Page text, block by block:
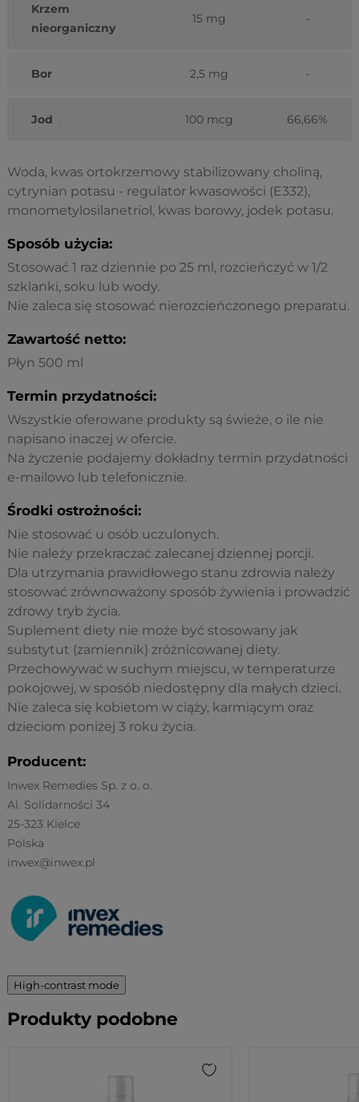
Krzem
nieorganiczny
15 mg -
Bor 2,5 mg -
Jod 100 mcg 66,66%
Woda, kwas ortokrzemowy stabilizowany choliną,
cytrynian potasu - regulator kwasowości (E332),
monometylosilanetriol, kwas borowy, jodek potasu.
Sposób użycia:
Stosować 1 raz dziennie po 25 ml, rozcieńczyć w 1/2
szklanki, soku lub wody.
Nie zaleca się stosować nierozcieńczonego preparatu.
Zawartość netto:
Płyn 500 ml
Termin przydatności:
Wszystkie oferowane produkty są świeże, o ile nie
napisano inaczej w ofercie.
Na życzenie podajemy dokładny termin przydatności
e-mailowo lub telefonicznie.
Środki ostrożności:
Nie stosować u osób uczulonych.
Nie należy przekraczać zalecanej dziennej porcji.
Dla utrzymania prawidłowego stanu zdrowia należy
stosować zrównoważony sposób żywienia i prowadzić
zdrowy tryb życia.
Suplement diety nie może być stosowany jak
substytut (zamiennik) zróżnicowanej diety.
Przechowywać w suchym miejscu, w temperaturze
pokojowej, w sposób niedostępny dla małych dzieci.
Nie zaleca się kobietom w ciąży, karmiącym oraz
dzieciom poniżej 3 roku życia.
Producent:
Inwex Remedies Sp. z o. o.
Al. Solidarności 34
25-323 Kielce
Polska
inwex@inwex.pl
High-contrast mode
Produkty podobne